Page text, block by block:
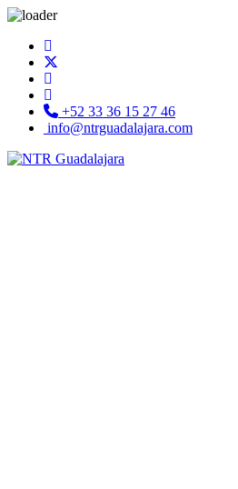
+52 33 36 15 27 46
info@ntrguadalajara.com